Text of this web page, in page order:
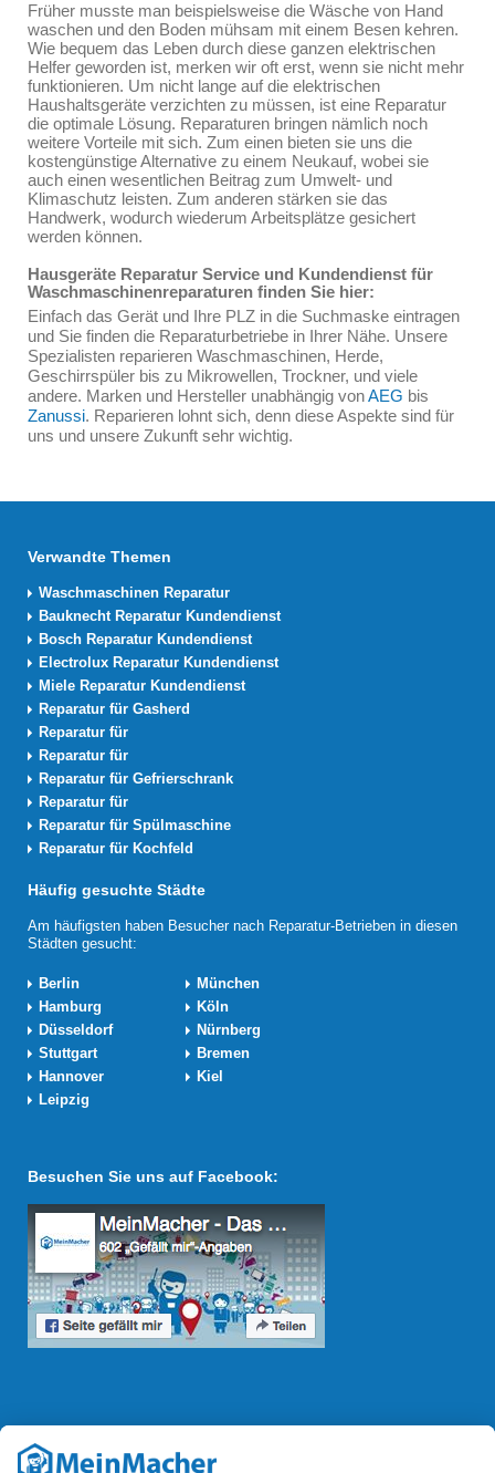
Früher musste man beispielsweise die Wäsche von Hand
waschen und den Boden mühsam mit einem Besen kehren.
Wie bequem das Leben durch diese ganzen elektrischen
Helfer geworden ist, merken wir oft erst, wenn sie nicht mehr
funktionieren. Um nicht lange auf die elektrischen
Haushaltsgeräte verzichten zu müssen, ist eine Reparatur
die optimale Lösung. Reparaturen bringen nämlich noch
weitere Vorteile mit sich. Zum einen bieten sie uns die
kostengünstige Alternative zu einem Neukauf, wobei sie
auch einen wesentlichen Beitrag zum Umwelt- und
Klimaschutz leisten. Zum anderen stärken sie das
Handwerk, wodurch wiederum Arbeitsplätze gesichert
werden können.
Hausgeräte Reparatur Service und Kundendienst für
Waschmaschinenreparaturen finden Sie hier:
Einfach das Gerät und Ihre PLZ in die Suchmaske eintragen
und Sie finden die Reparaturbetriebe in Ihrer Nähe. Unsere
Spezialisten reparieren Waschmaschinen, Herde,
Geschirrspüler bis zu Mikrowellen, Trockner, und viele
andere. Marken und Hersteller unabhängig vonAEG bis
Zanussi. Reparieren lohnt sich, denn diese Aspekte sind für
uns und unsere Zukunft sehr wichtig.
Verwandte Themen
Waschmaschinen Reparatur
Bauknecht Reparatur Kundendienst
Bosch Reparatur Kundendienst
Electrolux Reparatur Kundendienst
Miele Reparatur Kundendienst
Reparatur für Gasherd
Reparatur für
Reparatur für
Reparatur für Gefrierschrank
Reparatur für
Reparatur für Spülmaschine
Reparatur für Kochfeld
Häufig gesuchte Städte
Am häufigsten haben Besucher nach Reparatur-Betrieben in diesen
Städten gesucht:
Berlin
München
Hamburg
Köln
Düsseldorf
Nürnberg
Stuttgart
Bremen
Hannover
Kiel
Leipzig
Besuchen Sie uns auf Facebook:
Reparatur Revolution
Mit derReparatur-Revolution